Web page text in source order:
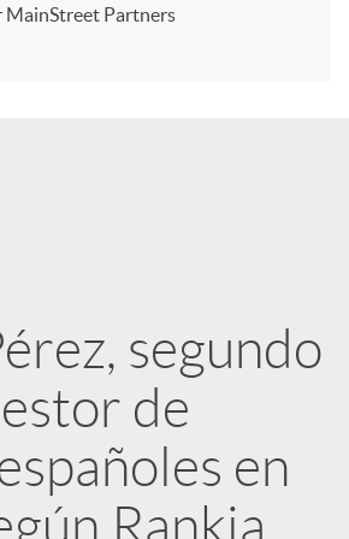
MainStreet Partners
segundo
de
en
Rankia